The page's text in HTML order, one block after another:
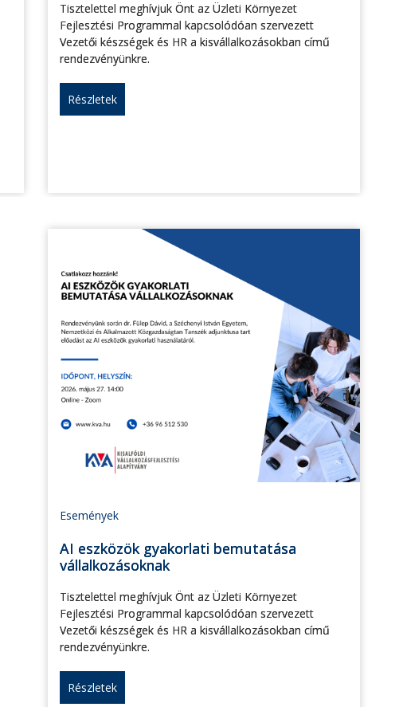
Tisztelettel meghívjuk Önt az Üzleti Környezet
Fejlesztési Programmal kapcsolódóan szervezett
Vezetői készségek és HR a kisvállalkozásokban című
rendezvényünkre.
Részletek
Események
AI eszközök gyakorlati bemutatása
vállalkozásoknak
Tisztelettel meghívjuk Önt az Üzleti Környezet
Fejlesztési Programmal kapcsolódóan szervezett
Vezetői készségek és HR a kisvállalkozásokban című
rendezvényünkre.
Részletek